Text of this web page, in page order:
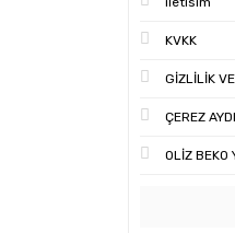
KVKK
GİZLİLİK
ÇEREZ
OLİZ BEKO